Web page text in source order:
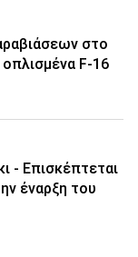
στο
F-16
- Επισκέπτεται
έναρξη του